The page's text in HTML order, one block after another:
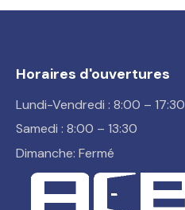
Horaires d'ouvertures
Lundi-Vendredi : 8:00 – 17:30
Samedi : 8:00 – 13:30
Dimanche: Fermé